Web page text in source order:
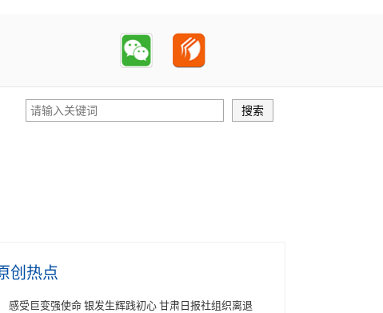
创热点
感受巨变强使命 银发生辉践初心 甘肃日报社组织离退